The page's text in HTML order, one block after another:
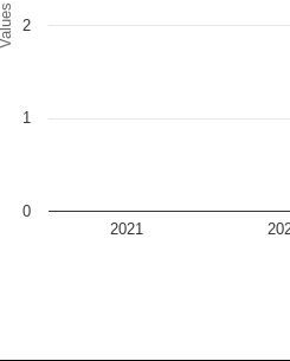
Values
2021
0
1
2